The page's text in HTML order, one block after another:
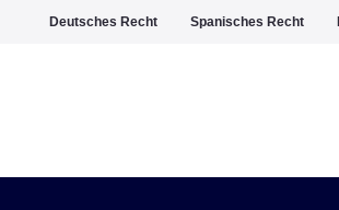
Deutsches Recht Spanisches Recht